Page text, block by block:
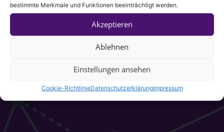
bestimmte Merkmale und Funktionen beeinträchtigt werden.
Akzeptieren
Ablehnen
Einstellungen ansehen
Cookie-RichtlinieDatenschutzerklärungImpressum